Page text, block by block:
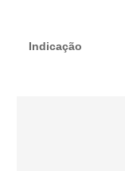
Indicação